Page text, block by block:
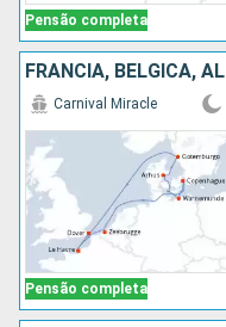
Pensão completa
Pensão completa
Carnival Miracle